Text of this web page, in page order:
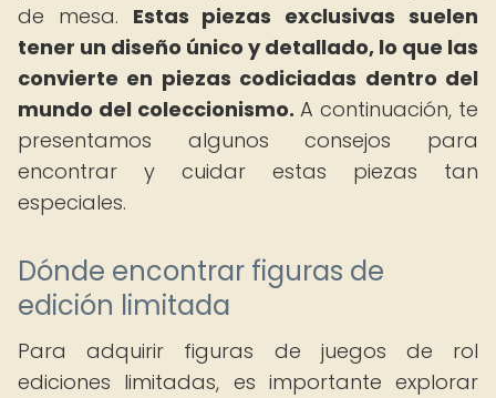
de mesa. Estas piezas exclusivas suelen
tener un diseño único y detallado, lo que las
convierte en piezas codiciadas dentro del
mundo del coleccionismo. A continuación, te
presentamos algunos consejos para
encontrar y cuidar estas piezas tan
especiales.
Dónde encontrar figuras de
edición limitada
Para adquirir figuras de juegos de rol
ediciones limitadas, es importante explorar